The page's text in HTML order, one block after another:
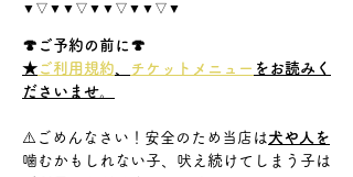
▼▽▼▼▽▼▼▽▼▼▽▼
🍄ご予約の前に🍄
★ ご利用規約 チケットメニュー をお読みく
ださいませ。
⚠️ごめんなさい！安全のため当店は 犬や人を
噛むかもしれない子、吠え続けてしまう子は